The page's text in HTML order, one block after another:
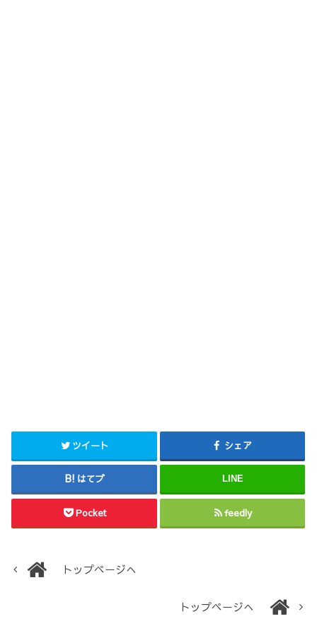
ツイート シェア
はてブ LINE
Pocket feedly
トップページへ
トップページへ